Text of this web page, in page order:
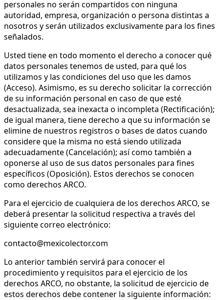
personales no serán compartidos con ninguna
autoridad, empresa, organización o persona distintas a
nosotros y serán utilizados exclusivamente para los fines
señalados.
Usted tiene en todo momento el derecho a conocer qué
datos personales tenemos de usted, para qué los
utilizamos y las condiciones del uso que les damos
(Acceso). Asimismo, es su derecho solicitar la corrección
de su información personal en caso de que esté
desactualizada, sea inexacta o incompleta (Rectificación);
de igual manera, tiene derecho a que su información se
elimine de nuestros registros o bases de datos cuando
considere que la misma no está siendo utilizada
adecuadamente (Cancelación); así como también a
oponerse al uso de sus datos personales para fines
específicos (Oposición). Estos derechos se conocen
como derechos ARCO.
Para el ejercicio de cualquiera de los derechos ARCO, se
deberá presentar la solicitud respectiva a través del
siguiente correo electrónico:
contacto@mexicolector.com
Lo anterior también servirá para conocer el
procedimiento y requisitos para el ejercicio de los
derechos ARCO, no obstante, la solicitud de ejercicio de
estos derechos debe contener la siguiente información: